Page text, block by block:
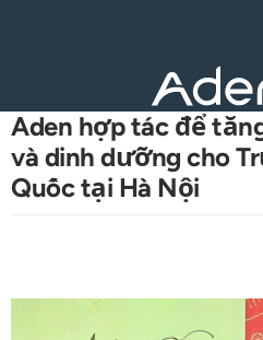
main
content
Aden hợp tác để
và dinh dưỡng cho
Quốc tại Hà Nội